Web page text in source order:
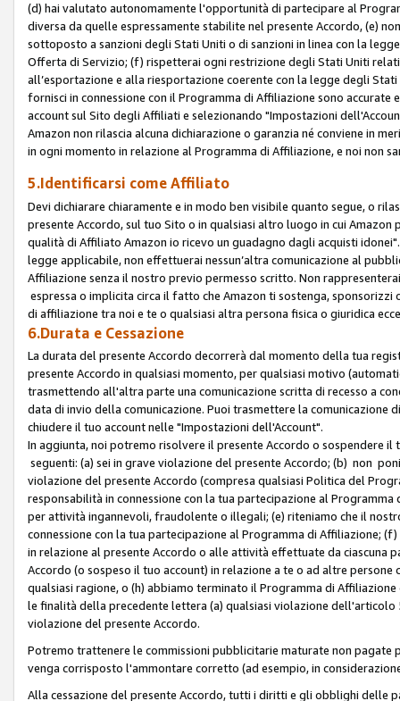
(d) hai valutato autonomamente l'opportunità di partecipare al
diversa da quelle espressamente stabilite nel presente Accordo, (e)
sottoposto a sanzioni degli Stati Uniti o di sanzioni in linea con la
Offerta di Servizio; (f) rispetterai ogni restrizione degli Stati Uniti
all’esportazione e alla riesportazione coerente con la legge degli
fornisci in connessione con il Programma di Affiliazione sono
account sul Sito degli Affiliati e selezionando "Impostazioni
Amazon non rilascia alcuna dichiarazione o garanzia né conviene in
in ogni momento in relazione al Programma di Affiliazione, e noi non
5.Identificarsi come Affiliato
Devi dichiarare chiaramente e in modo ben visibile quanto segue, o
presente Accordo, sul tuo Sito o in qualsiasi altro luogo in cui
qualità di Affiliato Amazon io ricevo un guadagno dagli acquisti
legge applicabile, non effettuerai nessun’altra comunicazione al
Affiliazione senza il nostro previo permesso scritto. Non
espressa o implicita circa il fatto che Amazon ti sostenga,
di affiliazione tra noi e te o qualsiasi altra persona fisica o giuridica
6.Durata e Cessazione
La durata del presente Accordo decorrerà dal momento della tua
presente Accordo in qualsiasi momento, per qualsiasi motivo
trasmettendo all'altra parte una comunicazione scritta di recesso a
data di invio della comunicazione. Puoi trasmettere la
chiudere il tuo account nelle "Impostazioni dell'Account".
In aggiunta, noi potremo risolvere il presente Accordo o sospendere
seguenti: (a) sei in grave violazione del presente Accordo; (b) non
violazione del presente Accordo (compresa qualsiasi Politica del
responsabilità in connessione con la tua partecipazione al
per attività ingannevoli, fraudolente o illegali; (e) riteniamo che il
connessione con la tua partecipazione al Programma di Affiliazione;
in relazione al presente Accordo o alle attività effettuate da ciascuna
Accordo (o sospeso il tuo account) in relazione a te o ad altre
qualsiasi ragione, o (h) abbiamo terminato il Programma di
le finalità della precedente lettera (a) qualsiasi violazione
violazione del presente Accordo.
Potremo trattenere le commissioni pubblicitarie maturate non
venga corrisposto l'ammontare corretto (ad esempio, in
Alla cessazione del presente Accordo, tutti i diritti e gli obblighi delle